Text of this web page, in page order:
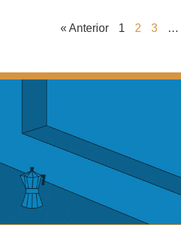
« Anterior 1 2 3 …